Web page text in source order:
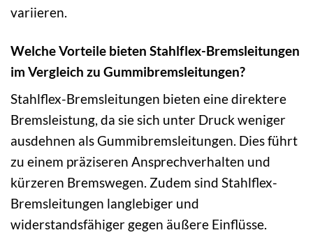
variieren.
Welche Vorteile bieten Stahlflex-Bremsleitungen
im Vergleich zu Gummibremsleitungen?
Stahlflex-Bremsleitungen bieten eine direktere
Bremsleistung, da sie sich unter Druck weniger
ausdehnen als Gummibremsleitungen. Dies führt
zu einem präziseren Ansprechverhalten und
kürzeren Bremswegen. Zudem sind Stahlflex-
Bremsleitungen langlebiger und
widerstandsfähiger gegen äußere Einflüsse.